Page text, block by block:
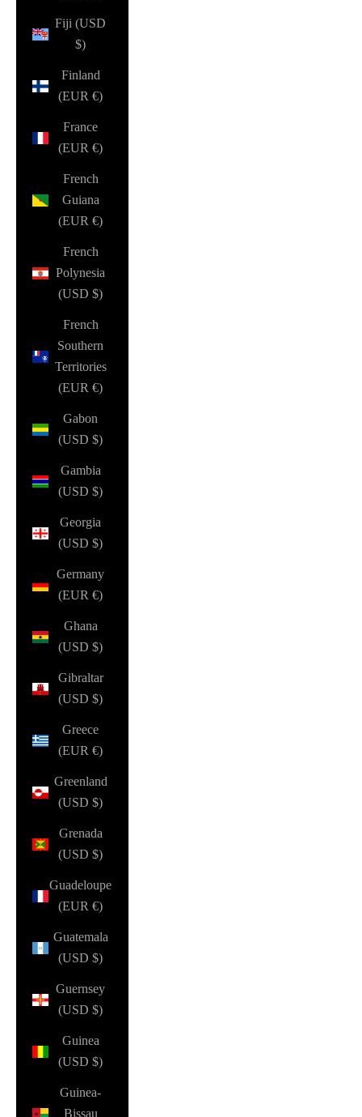
Fiji (USD
$)
Finland
(EUR €)
France
(EUR €)
French
Guiana
(EUR €)
French
Polynesia
(USD $)
French
Southern
Territories
(EUR €)
Gabon
(USD $)
Gambia
(USD $)
Georgia
(USD $)
Germany
(EUR €)
Ghana
(USD $)
Gibraltar
(USD $)
Greece
(EUR €)
Greenland
(USD $)
Grenada
(USD $)
Guadeloupe
(EUR €)
Guatemala
(USD $)
Guernsey
(USD $)
Guinea
(USD $)
Guinea-
Bissau